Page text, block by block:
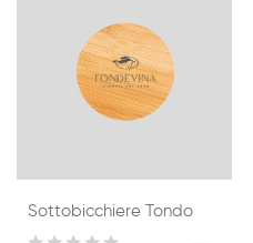
Sottobicchiere Tondo